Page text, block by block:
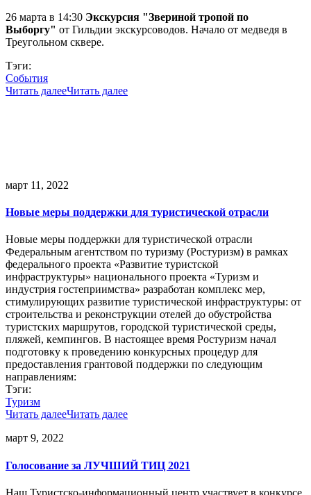
26 марта в 14:30 Экскурсия "Звериной тропой по
Выборгу" от Гильдии экскурсоводов. Начало от медведя в
Треугольном сквере.
Тэги:
События
Читать далееЧитать далее
март 11, 2022
Новые меры поддержки для туристической отрасли
Новые меры поддержки для туристической отрасли
Федеральным агентством по туризму (Ростуризм) в рамках
федерального проекта «Развитие туристской
инфраструктуры» национального проекта «Туризм и
индустрия гостеприимства» разработан комплекс мер,
стимулирующих развитие туристической инфраструктуры: от
строительства и реконструкции отелей до обустройства
туристских маршрутов, городской туристической среды,
пляжей, кемпингов. В настоящее время Ростуризм начал
подготовку к проведению конкурсных процедур для
предоставления грантовой поддержки по следующим
направлениям:
Тэги:
Туризм
Читать далееЧитать далее
март 9, 2022
Голосование за ЛУЧШИЙ ТИЦ 2021
Наш Туристско-информационный центр участвует в конкурсе